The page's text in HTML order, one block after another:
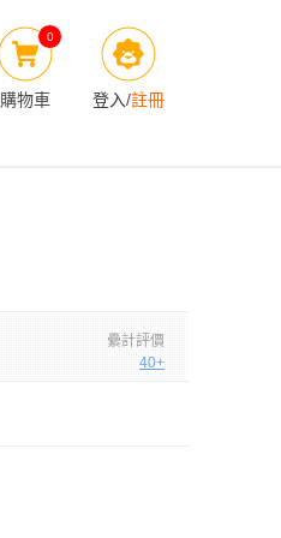
0
購物車 登入/註冊
纍計評價
40+